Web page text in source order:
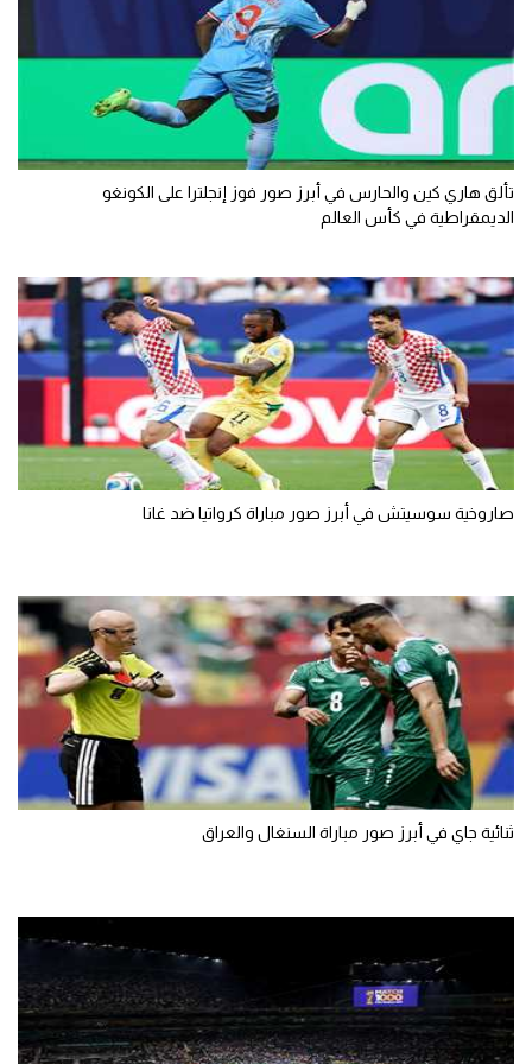
تألق هاري كين والحارس في أبرز صور فوز إنجلترا على الكونغو
الديمقراطية في كأس العالم
صاروخية سوسيتش في أبرز صور مباراة كرواتيا ضد غانا
ثنائية جاي في أبرز صور مباراة السنغال والعراق